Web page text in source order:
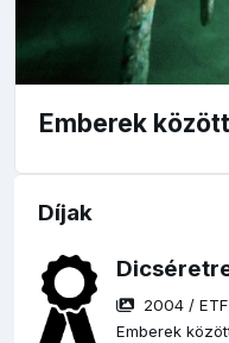
Emberek között
Díjak
2004 /
Emberek